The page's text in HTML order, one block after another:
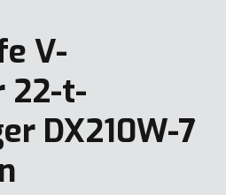
V-
22-t-
DX210W-7